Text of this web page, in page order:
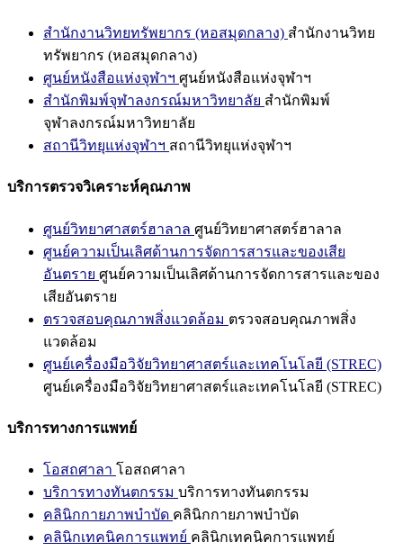
สำนักงานวิทยทรัพยากร (หอสมุดกลาง) สำนักงานวิทย
ทรัพยากร (หอสมุดกลาง)
ศูนย์หนังสือแห่งจุฬาฯ ศูนย์หนังสือแห่งจุฬาฯ
สำนักพิมพ์จุฬาลงกรณ์มหาวิทยาลัย สำนักพิมพ์
จุฬาลงกรณ์มหาวิทยาลัย
สถานีวิทยุแห่งจุฬาฯ สถานีวิทยุแห่งจุฬาฯ
บริการตรวจวิเคราะห์คุณภาพ
ศูนย์วิทยาศาสตร์ฮาลาล ศูนย์วิทยาศาสตร์ฮาลาล
ศูนย์ความเป็นเลิศด้านการจัดการสารและของเสีย
อันตราย ศูนย์ความเป็นเลิศด้านการจัดการสารและของ
เสียอันตราย
ตรวจสอบคุณภาพสิ่งแวดล้อม ตรวจสอบคุณภาพสิ่ง
แวดล้อม
ศูนย์เครื่องมือวิจัยวิทยาศาสตร์และเทคโนโลยี (STREC)
ศูนย์เครื่องมือวิจัยวิทยาศาสตร์และเทคโนโลยี (STREC)
บริการทางการแพทย์
โอสถศาลา โอสถศาลา
บริการทางทันตกรรม บริการทางทันตกรรม
คลินิกกายภาพบำบัด คลินิกกายภาพบำบัด
คลินิกเทคนิคการแพทย์ คลินิกเทคนิคการแพทย์